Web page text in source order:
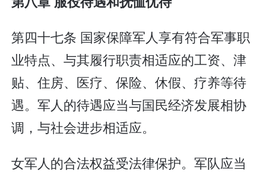
第四十七条 国家保障军人享有符合军事职
业特点、与其履行职责相适应的工资、津
贴、住房、医疗、保险、休假、疗养等待
遇。军人的待遇应当与国民经济发展相协
调，与社会进步相适应。
女军人的合法权益受法律保护。军队应当